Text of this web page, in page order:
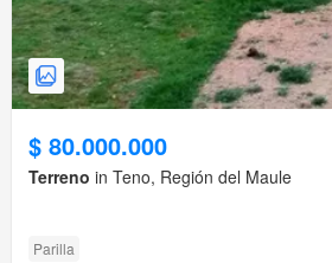
$ 80.000.000
Terreno in Teno, Región del Maule
Parilla